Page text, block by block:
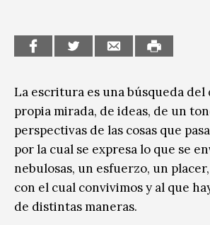
Música
La escritura es una búsqueda
propia mirada, de ideas, de un
perspectivas de las cosas que
por la cual se expresa lo que se
nebulosas, un esfuerzo, un
con el cual convivimos y al que
de distintas maneras.